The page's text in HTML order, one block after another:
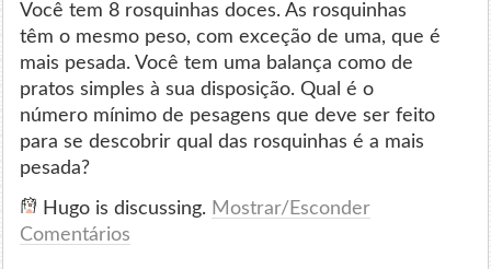
Você tem 8 rosquinhas doces. As rosquinhas
têm o mesmo peso, com exceção de uma, que é
mais pesada. Você tem uma balança como de
pratos simples à sua disposição. Qual é o
número mínimo de pesagens que deve ser feito
para se descobrir qual das rosquinhas é a mais
pesada?
Hugo is discussing. Mostrar/Esconder
Comentários